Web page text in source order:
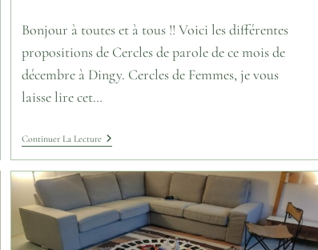
Bonjour à toutes et à tous !! Voici les différentes
propositions de Cercles de parole de ce mois de
décembre à Dingy. Cercles de Femmes, je vous
laisse lire cet…
Continuer La Lecture